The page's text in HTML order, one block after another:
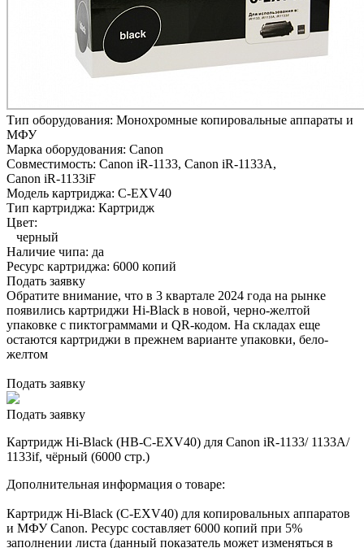
Тип оборудования: Монохромные копировальные аппараты и
МФУ
Марка оборудования: Canon
Совместимость: Canon iR-1133, Canon iR-1133A,
Canon iR-1133iF
Модель картриджа: C-EXV40
Тип картриджа: Картридж
Цвет:
черный
Наличие чипа: да
Ресурс картриджа: 6000 копий
Подать заявку
Обратите внимание, что в 3 квартале 2024 года на рынке
появились картриджи Hi-Black в новой, черно-желтой
упаковке с пиктограммами и QR-кодом. На складах еще
остаются картриджи в прежнем варианте упаковки, бело-
желтом
Подать заявку
Подать заявку
Картридж Hi-Black (HB-C-EXV40) для Canon iR-1133/ 1133A/
1133if, чёрный (6000 стр.)
Дополнительная информация о товаре:
Картридж Hi-Black (C-EXV40) для копировальных аппаратов
и МФУ Canon. Ресурс составляет 6000 копий при 5%
заполнении листа (данный показатель может изменяться в